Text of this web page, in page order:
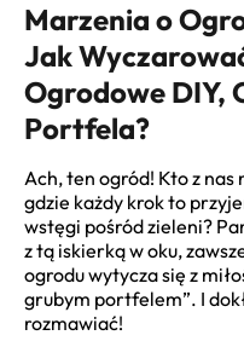
Marzenia o
Jak
Ogrodowe DIY,
Portfela?
Ach, ten ogród! Kto z
gdzie każdy krok to
wstęgi pośród zieleni?
z tą iskierką w oku,
ogrodu wytycza się z
grubym portfelem”. I
rozmawiać!